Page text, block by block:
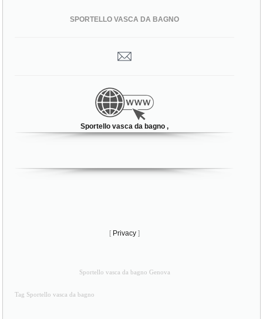
SPORTELLO VASCA DA BAGNO
Sportello vasca da bagno ,
[ Privacy ]
Sportello vasca da bagno Genova
Tag Sportello vasca da bagno